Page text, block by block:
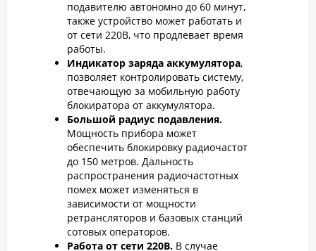
подавителю автономно до 60 минут,
также устройство может работать и
от сети 220В, что продлевает время
работы.
Индикатор заряда аккумулятора,
позволяет контролировать систему,
отвечающую за мобильную работу
блокиратора от аккумулятора.
Большой радиус подавления.
Мощность прибора может
обеспечить блокировку радиочастот
до 150 метров. Дальность
распространения радиочастотных
помех может изменяться в
зависимости от мощности
ретрансляторов и базовых станций
сотовых операторов.
Работа от сети 220В. В случае